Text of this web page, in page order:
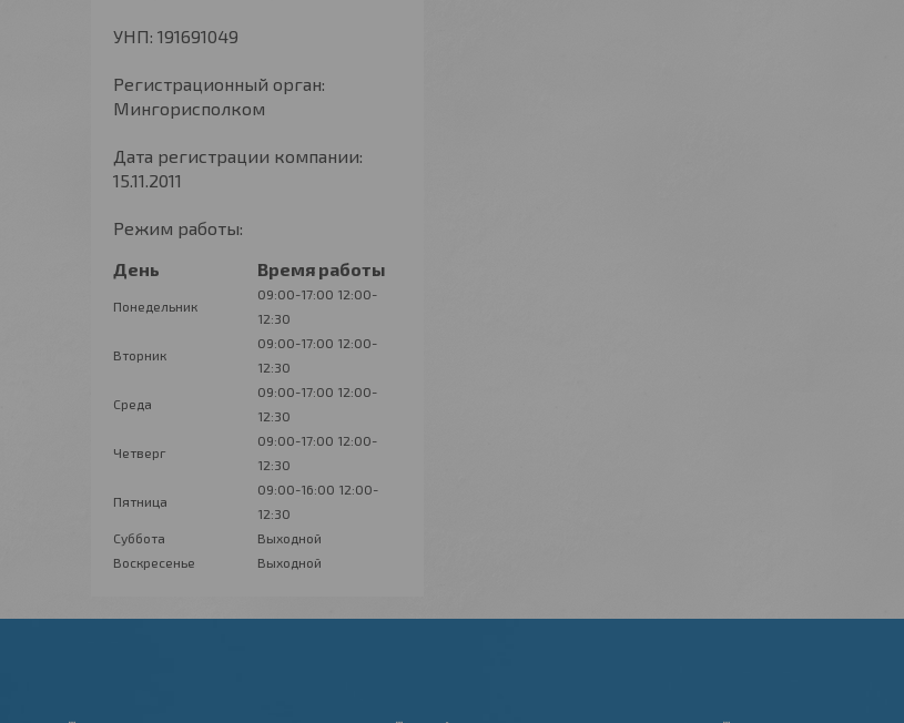
УНП: 191691049
Регистрационный орган:
Мингорисполком
Дата регистрации компании:
15.11.2011
Режим работы:
День
Время работы
Понедельник
09:00-17:00 12:00-
12:30
Вторник
09:00-17:00 12:00-
12:30
Среда
09:00-17:00 12:00-
12:30
Четверг
09:00-17:00 12:00-
12:30
Пятница
09:00-16:00 12:00-
12:30
Суббота
Выходной
Воскресенье
Выходной